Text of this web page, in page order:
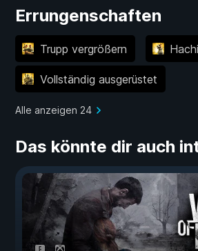
Errungenschaften
Trupp vergrößern Hachi
Vollständig ausgerüstet
Alle anzeigen 24
Das könnte dir auch